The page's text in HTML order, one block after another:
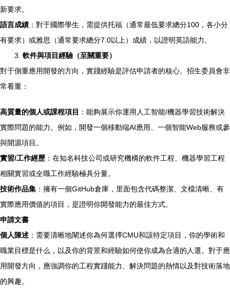
新要求。
語言成績 ：對于國際學生，需提供托福（通常最低要求總分100，各小分
有要求）或雅思（通常要求總分7.0以上）成績，以證明英語能力。
3. 軟件與項目經驗（至關重要）
對于側重應用開發的方向，實踐經驗是評估申請者的核心。招生委員會非
常看重：
高質量的個人或課程項目 ：能夠展示你運用人工智能/機器學習技術解決
實際問題的能力。例如，開發一個移動端AI應用、一個智能Web服務或參
與開源項目。
實習/工作經歷 ：在知名科技公司或研究機構的軟件工程、機器學習工程
相關實習或全職工作經驗極具分量。
技術作品集 ：擁有一個GitHub倉庫，里面包含代碼整潔、文檔清晰、有
實際應用價值的項目，是證明你開發能力的最佳方式。
申請文書
個人陳述 ：需要清晰地闡述你為何選擇CMU和該特定項目，你的學術和
職業目標是什么，以及你的背景和經驗如何使你成為合適的人選。對于應
用開發方向，應強調你的工程實踐能力、解決問題的熱情以及對技術落地
的興趣。